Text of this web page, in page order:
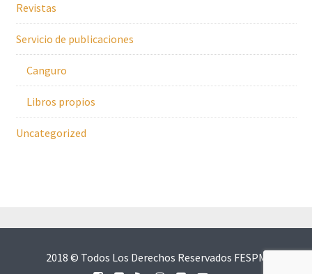
Revistas
Servicio de publicaciones
Canguro
Libros propios
Uncategorized
2018 © Todos Los Derechos Reservados FESPM